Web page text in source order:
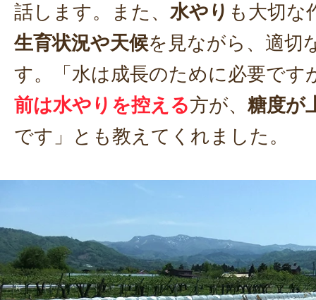
話します。また、水やり も大切な
生育状況や天候を見ながら、適切
す。「水は成長のために必要です
前は水やりを控える方が、 糖度が
です」とも教えてくれました。